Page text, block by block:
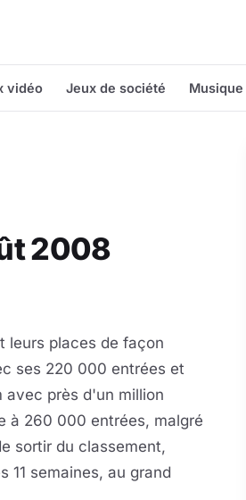
vidéo Jeux de société Musique
2008
leurs places de façon
ses 220 000 entrées et
près d'un million
à 260 000 entrées, malgré
sortir du classement,
11 semaines, au grand